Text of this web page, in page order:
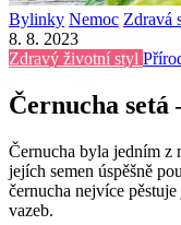
Bylinky Nemoc Zdravá
8. 8. 2023
Zdravý životní styl
Černucha setá
Černucha byla jedním z
jejích semen úspěšně
černucha nejvíce
vazeb.